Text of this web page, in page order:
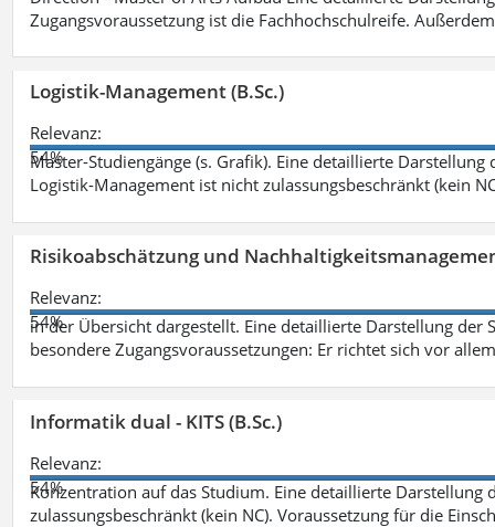
Zugangsvoraussetzung ist die Fachhochschulreife.
Logistik-Management (B.Sc.)
Relevanz:
54%
Master-Studiengänge (s. Grafik). Eine detaillierte
Logistik-Management ist nicht zulassungsbeschränkt (kein
Risikoabschätzung und
Relevanz:
54%
in der Übersicht dargestellt. Eine detaillierte Darstellung der
besondere Zugangsvoraussetzungen: Er richtet sich vor
Informatik dual - KITS (B.Sc.)
Relevanz:
54%
Konzentration auf das Studium. Eine detaillierte
zulassungsbeschränkt (kein NC). Voraussetzung für die